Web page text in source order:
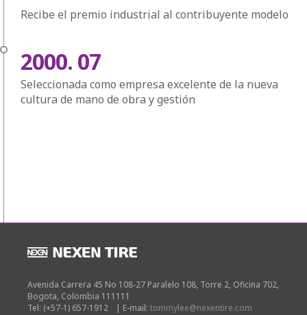
Recibe el premio industrial al contribuyente modelo
2000. 07
Seleccionada como empresa excelente de la nueva
cultura de mano de obra y gestión
Avenida Carrera 45 No 108-27 Paralelo 108, Torre 2, Oficina 702,
Bogota, Colombia 111111
Tel: (+57-1) 657-1912
| E-mail: tommylee@nexentire.com